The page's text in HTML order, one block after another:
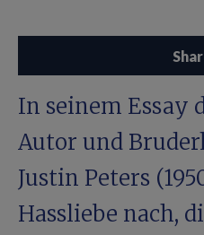
In seinem Essay
Autor und
Justin Peters
Hassliebe nach,